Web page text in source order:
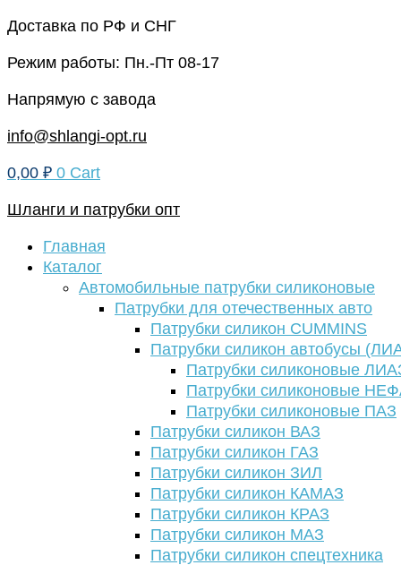
Перейти
содержимому
Доставка по РФ и СНГ
Режим работы: Пн.-Пт 08-17
Напрямую с завода
info@shlangi-opt.ru
0,00 ₽ 0 Cart
Шланги и патрубки опт
Главная
Каталог
Автомобильные патрубки силиконовые
Патрубки для отечественных авто
Патрубки силикон CUMMINS
Патрубки силикон автобусы
Патрубки силиконовые
Патрубки силиконовые
Патрубки силиконовые ПАЗ
Патрубки силикон ВАЗ
Патрубки силикон ГАЗ
Патрубки силикон ЗИЛ
Патрубки силикон КАМАЗ
Патрубки силикон КРАЗ
Патрубки силикон МАЗ
Патрубки силикон спецтехника